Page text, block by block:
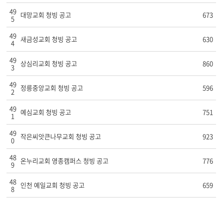
49
5 대망교회 청빙 공고 673
49
4 새금성교회 청빙 공고 630
49
3 상심리교회 청빙 공고 860
49
2 정릉중앙교회 청빙 공고 596
49
1 예심교회 청빙 공고 751
49
0 작은씨앗큰나무교회 청빙 공고 923
48
9 온누리교회 영종캠퍼스 청빙 공고 776
48
8 인천 예일교회 청빙 공고 659